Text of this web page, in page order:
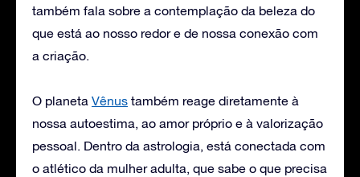
também fala sobre a contemplação da beleza do
que está ao nosso redor e de nossa conexão com
a criação.
O planeta Vênus também reage diretamente à
nossa autoestima, ao amor próprio e à valorização
pessoal. Dentro da astrologia, está conectada com
o atlético da mulher adulta, que sabe o que precisa